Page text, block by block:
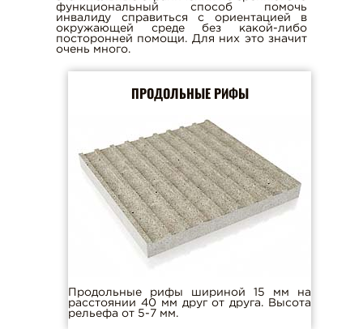
ЛЕСТНИЧНЫЕ СТУПЕНИ
ТАКТИЛЬНАЯ ПЛИТКА
ТРОТУАРНЫЙ И ДОРОЖНЫЙ
БРУСЧАТКА
ШЛАКОБЛОКИ
БЕТОН НА ГРАНИТЕ
функциональный способ помочь
инвалиду справиться с ориентацией в
окружающей среде без какой-либо
посторонней помощи. Для них это значит
очень много.
ПРОДОЛЬНЫЕ РИФЫ
Продольные рифы шириной 15 мм на
расстоянии 40 мм друг от друга. Высота
рельефа от 5-7 мм.